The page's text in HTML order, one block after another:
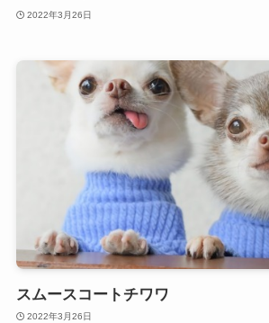
2022年3月26日
スムースコートチワワ
2022年3月26日